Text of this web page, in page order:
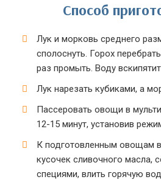
Способ
Лук и морковь среднего
сполоснуть. Горох
раз промыть. Воду
Лук нарезать кубиками, а
Пассеровать овощи в
12-15 минут, установив
К подготовленным овощам
кусочек сливочного масла,
специями, влить горячую